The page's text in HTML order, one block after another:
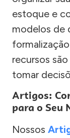
estoque e
modelos de
recursos
tomar
Artigos:
para o Seu
Nossos